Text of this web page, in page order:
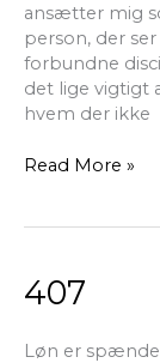
ansætter mig
person, der
forbundne
det lige vigtigt
hvem der ikke
Read More »
407
Løn er
407